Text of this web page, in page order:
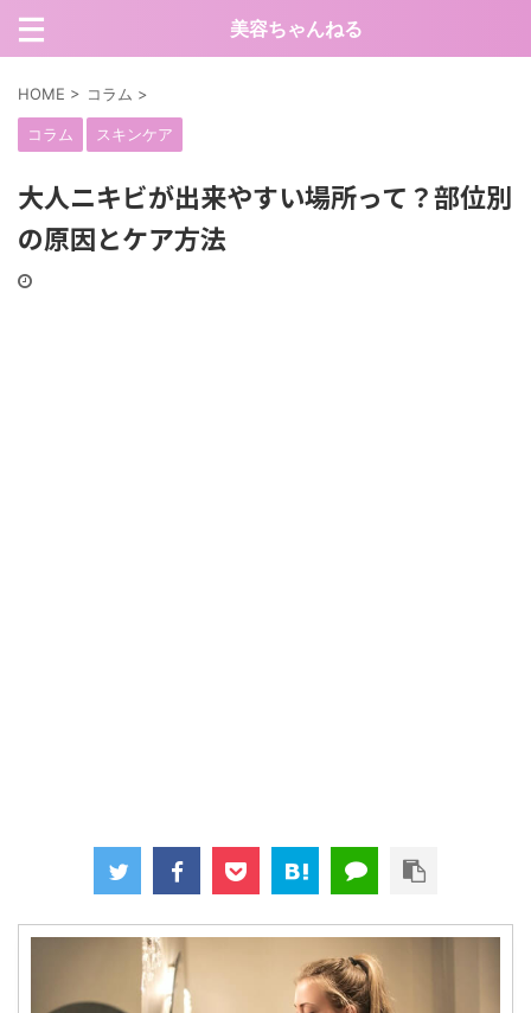
美容ちゃんねる
HOME > コラム >
コラム スキンケア
大人ニキビが出来やすい場所って？部位別
の原因とケア方法